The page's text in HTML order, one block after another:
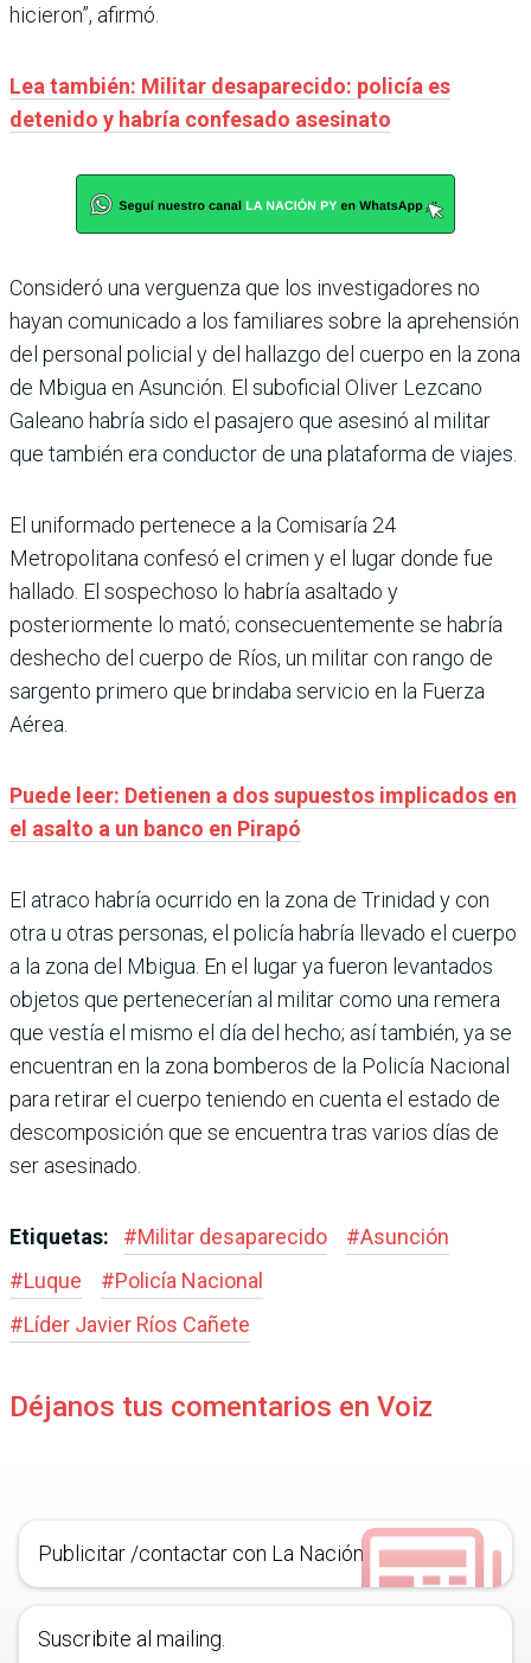
hicieron”, afirmó.
Lea también: Militar desaparecido: policía es
detenido y habría confesado asesinato
Consideró una verguenza que los investigadores no
hayan comunicado a los familiares sobre la aprehensión
del personal policial y del hallazgo del cuerpo en la zona
de Mbigua en Asunción. El suboficial Oliver Lezcano
Galeano habría sido el pasajero que asesinó al militar
que también era conductor de una plataforma de viajes.
El uniformado pertenece a la Comisaría 24
Metropolitana confesó el crimen y el lugar donde fue
hallado. El sospechoso lo habría asaltado y
posteriormente lo mató; consecuentemente se habría
deshecho del cuerpo de Ríos, un militar con rango de
sargento primero que brindaba servicio en la Fuerza
Aérea.
Puede leer: Detienen a dos supuestos implicados en
el asalto a un banco en Pirapó
El atraco habría ocurrido en la zona de Trinidad y con
otra u otras personas, el policía habría llevado el cuerpo
a la zona del Mbigua. En el lugar ya fueron levantados
objetos que pertenecerían al militar como una remera
que vestía el mismo el día del hecho; así también, ya se
encuentran en la zona bomberos de la Policía Nacional
para retirar el cuerpo teniendo en cuenta el estado de
descomposición que se encuentra tras varios días de
ser asesinado.
Etiquetas: #Militar desaparecido #Asunción
#Luque #Policía Nacional
#Líder Javier Ríos Cañete
Déjanos tus comentarios en Voiz
Publicitar /contactar con La Nación
Suscribite al mailing.